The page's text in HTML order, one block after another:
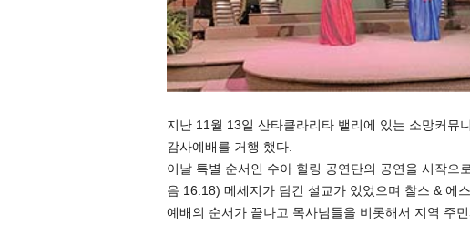
지난 11월 13일 산타클라리타 밸리에 있는 소망커뮤
감사예배를 거행 했다.
이날 특별 순서인 수아 힐링 공연단의 공연을 시작으
음 16:18) 메세지가 담긴 설교가 있었으며 찰스 & 에
예배의 순서가 끝나고 목사님들을 비롯해서 지역 주